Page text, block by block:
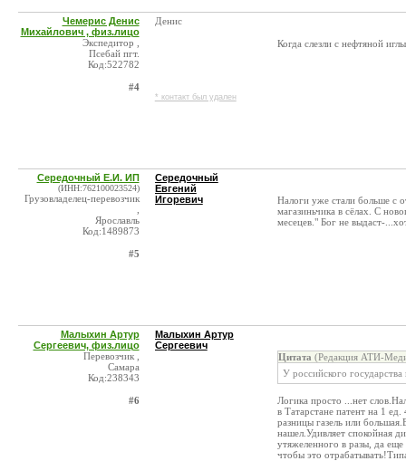
Чемерис Денис
Михайлович , физ.лицо
Экспедитор ,
Псебай пгт.
Код:522782
#4
Денис
* контакт был удален
Когда слезли с нефтяной иглы
Середочный Е.И. ИП
(ИНН:762100023524)
Грузовладелец-перевозчик
Ярославль
Код:1489873
#5
Середочный
Евгений
Игоревич
Налоги уже стали больше с
магазиньчика в сёлах. С
месецев." Бог не выдаст-
Малыхин Артур
Сергеевич, физ.лицо
Перевозчик ,
Самара
Код:238343
#6
Малыхин Артур
Сергеевич
Цитата (Редакция АТИ-
У российского
Логика просто ...нет
в Татарстане патент на 1
разницы газель или
нашел.Удивляет спокойная
утяжеленного в разы, да
чтобы это